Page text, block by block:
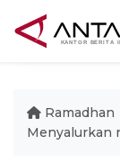
Ramadhan
Menyalurkan